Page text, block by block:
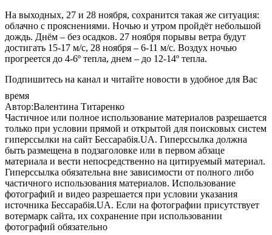
На выходных, 27 и 28 ноября, сох­ра­нит­ся та­кая же си­ту­ация:
облачно с прояснениями. Ночью и утром пройдёт небольшой
дождь. Днём – без осадков. 27 ноября порывы ветра будут
достигать 15-17 м/с, 28 ноября – 6-11 м/с. Воздух ночью
прогреется до 4-6º тепла, днем – до 12-14º тепла.
Подпишитесь на канал и читайте новости в удобное для Вас
время
Автор:Валентина Титаренко
Частичное или полное использование материалов разрешается
только при условии прямой и открытой для поисковых систем
гиперссылки на сайт Бессарабія.UA. Гиперссылка должна
быть размещена в подзаголовке или в первом абзаце
материала и вести непосредственно на цитируемый материал.
Гиперссылка обязательна вне зависимости от полного либо
частичного использования материалов. Использование
фотографий и видео разрешается при условии указания
источника Бессарабія.UA. Если на фотографии присутствует
вотермарк сайта, их сохранение при использовании
фотографий обязательно